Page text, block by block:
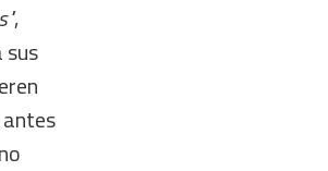
,
sus